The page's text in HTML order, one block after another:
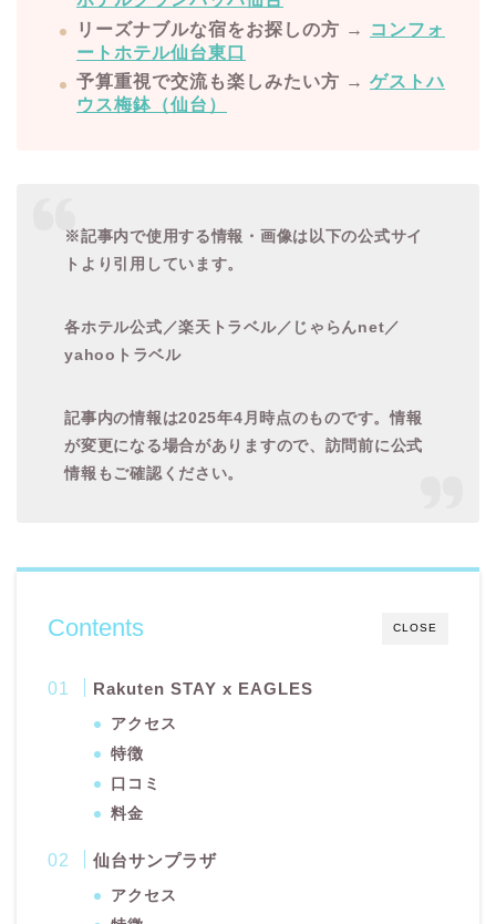
リーズナブルな宿をお探しの方 →
コンフォ
ートホテル仙台東口
予算重視で交流も楽しみたい方 → ゲストハ
ウス梅鉢（仙台）
※記事内で使用する情報・画像は以下の公式サイ
トより引用しています。
各ホテル公式／楽天トラベル／じゃらんnet／
yahooトラベル
記事内の情報は2025年4月時点のものです。情報
が変更になる場合がありますので、訪問前に公式
情報もご確認ください。
CLOSE
Contents
Rakuten STAY x EAGLES
アクセス
特徴
口コミ
料金
仙台サンプラザ
アクセス